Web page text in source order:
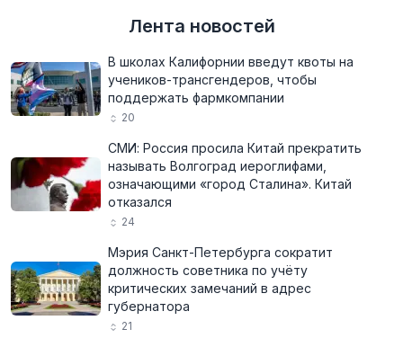
Лента новостей
В школах Калифорнии введут квоты на
учеников-трансгендеров, чтобы
поддержать фармкомпании
20
СМИ: Россия просила Китай прекратить
называть Волгоград иероглифами,
означающими «город Сталина». Китай
отказался
24
Мэрия Санкт-Петербурга сократит
должность советника по учёту
критических замечаний в адрес
губернатора
21